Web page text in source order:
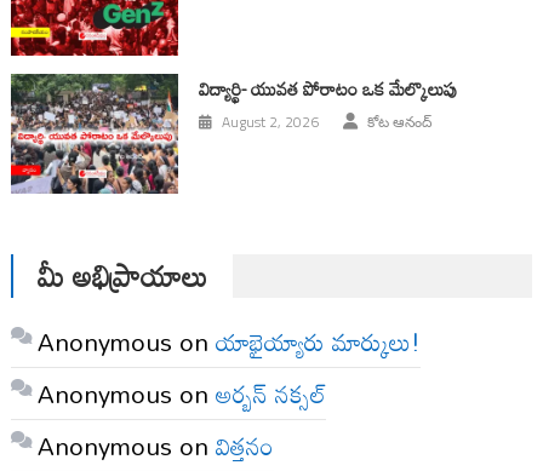
విద్యార్థి- యువత పోరాటం ఒక మేల్కొలుపు
August 2, 2026 కోట ఆనంద్
మీ అభిప్రాయాలు
Anonymous onయాభైయ్యారు మార్కులు!
Anonymous onఅర్బన్ నక్సల్
Anonymous onవిత్తనం